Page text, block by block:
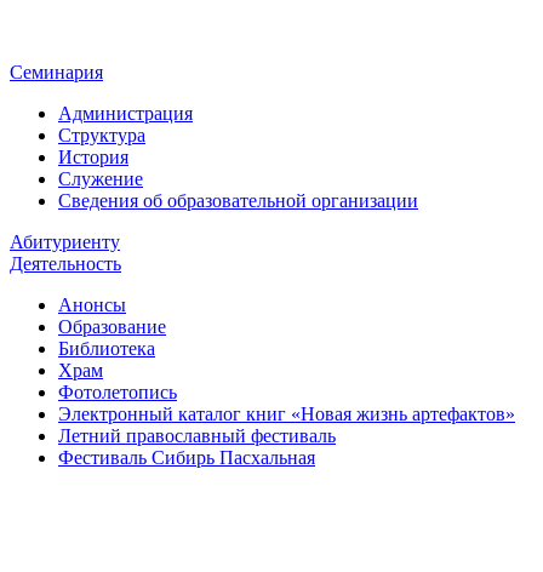
Семинария
Администрация
Структура
История
Служение
Сведения об образовательной организации
Абитуриенту
Деятельность
Анонсы
Образование
Библиотека
Храм
Фотолетопись
Электронный каталог книг «Новая жизнь артефактов»
Летний православный фестиваль
Фестиваль Сибирь Пасхальная